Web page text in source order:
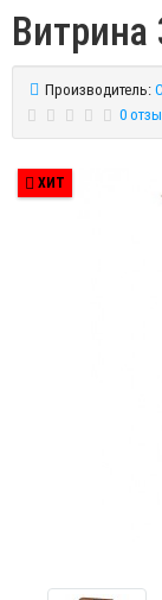
Производитель:
0
ХИТ